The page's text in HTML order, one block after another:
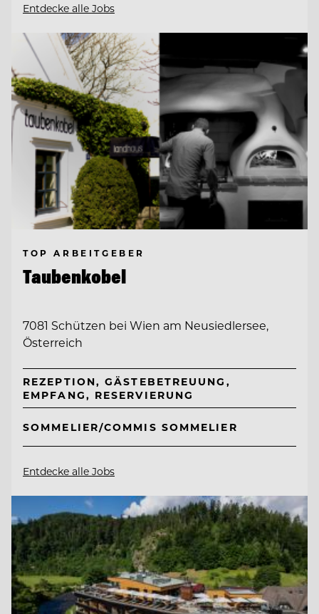
Entdecke alle Jobs
TOP ARBEITGEBER
Taubenkobel
7081 Schützen bei Wien am Neusiedlersee,
Österreich
REZEPTION, GÄSTEBETREUUNG,
EMPFANG, RESERVIERUNG
SOMMELIER/COMMIS SOMMELIER
Entdecke alle Jobs